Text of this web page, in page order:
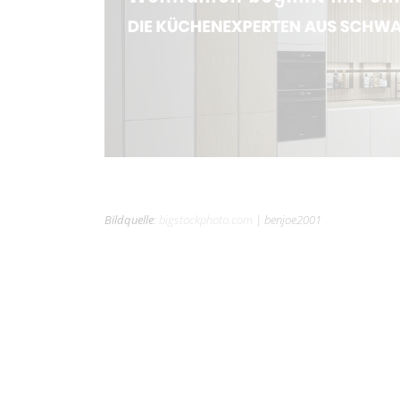
Bildquelle: | benjoe2001